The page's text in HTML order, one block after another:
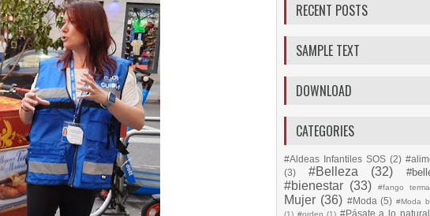
RECENT POSTS
SAMPLE TEXT
DOWNLOAD
CATEGORIES
#Aldeas Infantiles SOS (2)
(3)
#Belleza (32)
#bienestar (33) #fango
Mujer (36) #Moda (5) #Moda
(1) #orden (1) #Pásate a lo natural